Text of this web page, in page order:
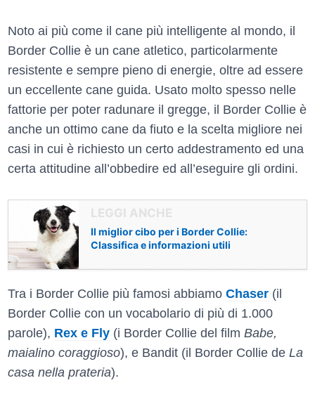
Noto ai più come il cane più intelligente al mondo, il
Border Collie è un cane atletico, particolarmente
resistente e sempre pieno di energie, oltre ad essere
un eccellente cane guida. Usato molto spesso nelle
fattorie per poter radunare il gregge, il Border Collie è
anche un ottimo cane da fiuto e la scelta migliore nei
casi in cui è richiesto un certo addestramento ed una
certa attitudine all’obbedire ed all’eseguire gli ordini.
Il miglior cibo per i Border Collie:
Classifica e informazioni utili
Tra i Border Collie più famosi abbiamo Chaser (il
Border Collie con un vocabolario di più di 1.000
parole), Rex e Fly (i Border Collie del film Babe,
maialino coraggioso), e Bandit (il Border Collie de La
casa nella prateria).